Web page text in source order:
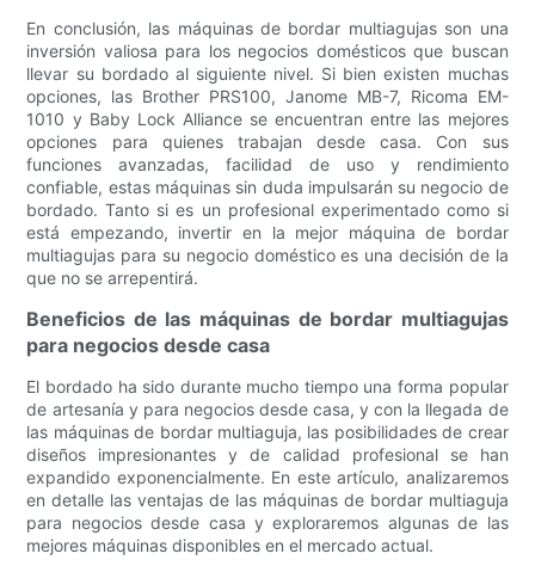
En conclusión, las máquinas de bordar multiagujas son una
inversión valiosa para los negocios domésticos que buscan
llevar su bordado al siguiente nivel. Si bien existen muchas
opciones, las Brother PRS100, Janome MB-7, Ricoma EM-
1010 y Baby Lock Alliance se encuentran entre las mejores
opciones para quienes trabajan desde casa. Con sus
funciones avanzadas, facilidad de uso y rendimiento
confiable, estas máquinas sin duda impulsarán su negocio de
bordado. Tanto si es un profesional experimentado como si
está empezando, invertir en la mejor máquina de bordar
multiagujas para su negocio doméstico es una decisión de la
que no se arrepentirá.
Beneficios de las máquinas de bordar multiagujas
para negocios desde casa
El bordado ha sido durante mucho tiempo una forma popular
de artesanía y para negocios desde casa, y con la llegada de
las máquinas de bordar multiaguja, las posibilidades de crear
diseños impresionantes y de calidad profesional se han
expandido exponencialmente. En este artículo, analizaremos
en detalle las ventajas de las máquinas de bordar multiaguja
para negocios desde casa y exploraremos algunas de las
mejores máquinas disponibles en el mercado actual.